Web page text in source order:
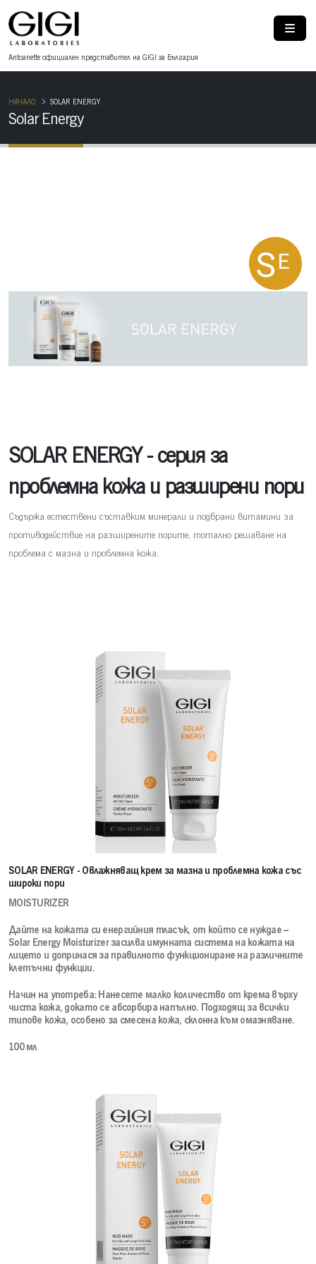
Antoanette oфициален представител на GIGI за България
Solar Energy
НАЧАЛО SOLAR ENERGY
SOLAR ENERGY - серия за
проблемна кожа и разширени пори
Съдържа естествени съставким минерали и подбрани витамини за
противодействие на разширените порите, тотално решаване на
проблема с мазна и проблемна кожа.
SOLAR ENERGY - Овлажняващ крем за мазна и проблемна кожа със
широки пори
MOISTURIZER
Дайте на кожата си енергийния тласък, от който се нуждае –
Solar Energy Moisturizer засилва имунната система на кожата на
лицето и допринася за правилното функциониране на различните
клетъчни функции.
Начин на употреба: Нанесете малко количество от крема върху
чиста кожа, докато се абсорбира напълно. Подходящ за всички
типове кожа, особено за смесена кожа, склонна към омазняване.
100 мл